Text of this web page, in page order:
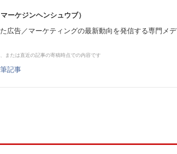
ーケジンヘンシュウブ）
広告／マーケティングの最新動向を発信する専門メデ
または直近の記事の寄稿時点での内容です
記事